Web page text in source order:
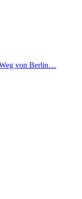
von Berlin…